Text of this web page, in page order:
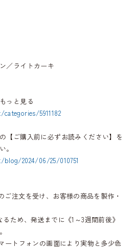
／ライトカーキ
っと見る
5911182
【ご購入前に必ずお読みください】を
。
2024/06/25/010751
注文を受け、お客様の商品を製作・
ため、発送までに《1～3週間前後》
ートフォンの画面により実物と多少色